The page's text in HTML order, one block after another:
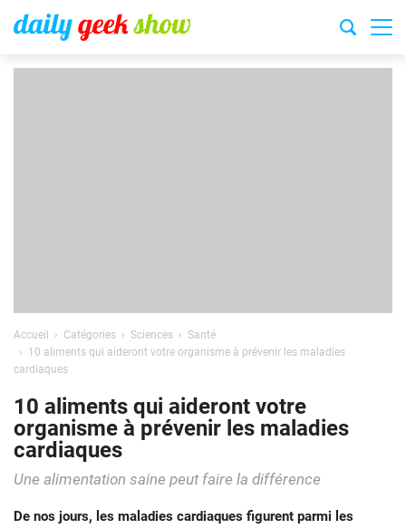
Accueil Catégories Sciences
Santé
10 aliments qui aideront votre organisme à prévenir les maladies
cardiaques
10 aliments qui aideront votre
organisme à prévenir les maladies
cardiaques
Une alimentation saine peut faire la différence
De nos jours, les maladies cardiaques figurent parmi les